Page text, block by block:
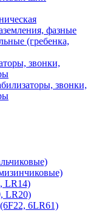
фазные
(гребенка,
звонки,
звонки,
LR14)
LR20)
6LR61)